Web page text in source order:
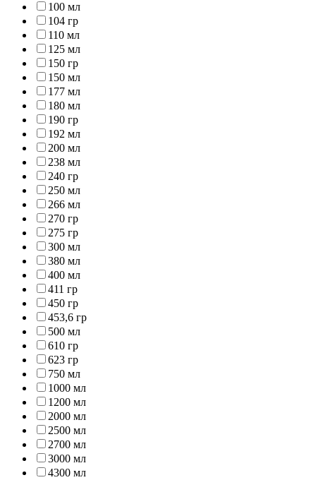
100 мл
104 гр
110 мл
125 мл
150 гр
150 мл
177 мл
180 мл
190 гр
192 мл
200 мл
238 мл
240 гр
250 мл
266 мл
270 гр
275 гр
300 мл
380 мл
400 мл
411 гр
450 гр
453,6 гр
500 мл
610 гр
623 гр
750 мл
1000 мл
1200 мл
2000 мл
2500 мл
2700 мл
3000 мл
4300 мл